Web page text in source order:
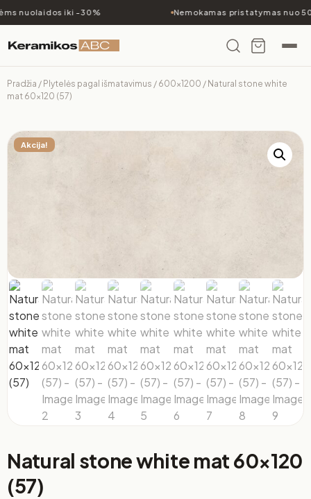
nuolaidos iki -30% Nemokamas pristatymas nuo
Pradžia / Plytelės pagal išmatavimus / 600x1200 / Natural stone white
mat 60×120 (57)
Akcija!
Natural stone white mat 60×120
(57)